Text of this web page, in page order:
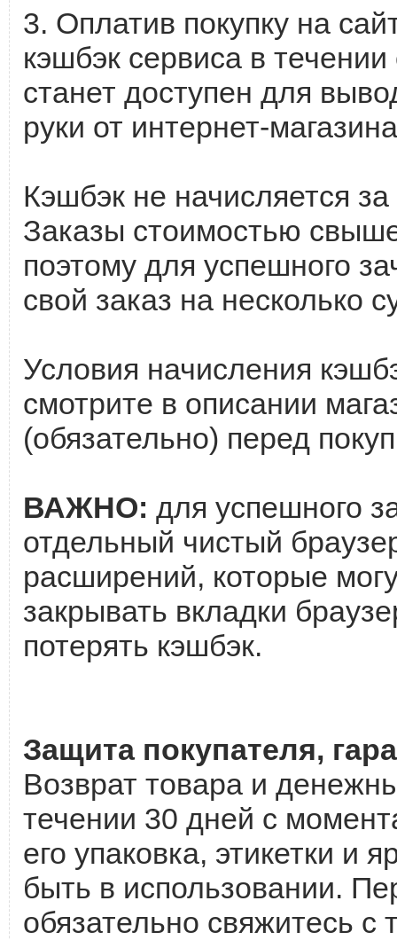
3. Оплатив покупку на
кэшбэк сервиса в
станет доступен для
руки от интернет-
Кэшбэк не начисляется
Заказы стоимостью
поэтому для успешного
свой заказ на несколько
Условия начисления
смотрите в описании
(обязательно) перед
ВАЖНО: для успешного
отдельный чистый
расширений, которые
закрывать вкладки
потерять кэшбэк.
Защита покупателя,
Возврат товара и
течении 30 дней с
его упаковка, этикетки
быть в использовании.
обязательно свяжитесь с